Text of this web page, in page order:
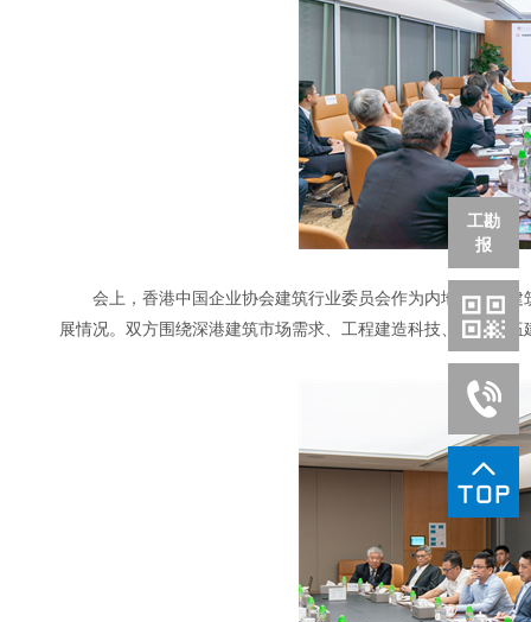
会上，香港中国企业协会建筑行业委员会作为内地与香港
展情况。双方围绕深港建筑市场需求、工程建造科技、工人队
工勘
报